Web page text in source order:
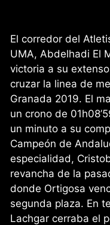
El corredor del
UMA, Abdelhadi El
victoria a su
cruzar la linea de
Granada 2019. El
un crono de
un minuto a su
Campeón de
especialidad,
revancha de la
donde Ortigosa
segunda plaza. En
Lachgar cerraba el